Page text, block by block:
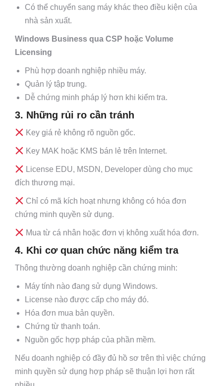
Có thể chuyển sang máy khác theo điều kiện của
nhà sản xuất.
Windows Business qua CSP hoặc Volume
Licensing
Phù hợp doanh nghiệp nhiều máy.
Quản lý tập trung.
Dễ chứng minh pháp lý hơn khi kiểm tra.
3. Những rủi ro cần tránh
Key giá rẻ không rõ nguồn gốc.
Key MAK hoặc KMS bán lẻ trên Internet.
License EDU, MSDN, Developer dùng cho mục
đích thương mại.
Chỉ có mã kích hoạt nhưng không có hóa đơn
chứng minh quyền sử dụng.
Mua từ cá nhân hoặc đơn vị không xuất hóa đơn.
4. Khi cơ quan chức năng kiểm tra
Thông thường doanh nghiệp cần chứng minh:
Máy tính nào đang sử dụng Windows.
License nào được cấp cho máy đó.
Hóa đơn mua bản quyền.
Chứng từ thanh toán.
Nguồn gốc hợp pháp của phần mềm.
Nếu doanh nghiệp có đầy đủ hồ sơ trên thì việc chứng
minh quyền sử dụng hợp pháp sẽ thuận lợi hơn rất